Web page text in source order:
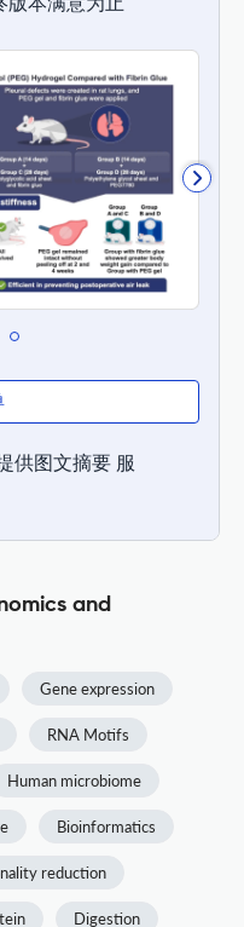
供图文摘要 服
and
Gene expression
RNA Motifs
Human microbiome
Bioinformatics
reduction
Digestion